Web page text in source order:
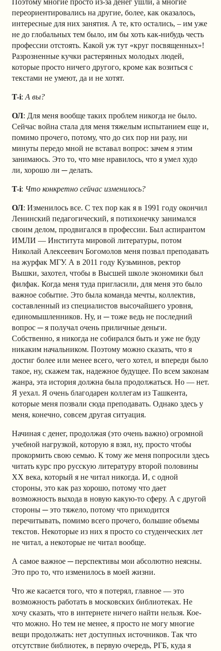
переориентировались на другие, более, как оказалось,
интересные для них занятия. А те, кто остались, – им уже
не до глобальных тем было, им бы хоть как-нибудь честь
профессии отстоять. Какой уж тут «круг посвященных»!
Разрозненные кучки растерянных молодых людей,
которые просто ничего другого, кроме как возиться с
текстами не умеют, да и не хотят.
T-i: А вы?
ОЛ: Для меня вообще таких проблем никогда не было.
Сейчас война стала для меня тяжелым испытанием еще и,
помимо прочего, потому, что до сих пор ни разу, ни
минуты передо мной не вставал вопрос: зачем я этим
занимаюсь. Это то, что мне нравилось, что я умел худо
ли, хорошо ли ─ делать.
T-i: Что конкретно сейчас изменилось?
ОЛ: Изменилось все. С тех пор как я в 1991 году окончил
Ленинский педагогический, я потихонечку занимался
своим делом, продвигался в профессии. Был аспирантом
ИМЛИ — Института мировой литературы, потом
Николай Алексеевич Богомолов меня позвал преподавать
на журфак МГУ. А в 2011 году Кузьминов, ректор
Вышки, захотел, чтобы в Высшей школе экономики был
филфак. Когда меня туда пригласили, для меня это было
важное событие. Это была команда мечты, коллектив,
составленный из специалистов высочайшего уровня,
единомышленников. Ну, и ─ тоже ведь не последний
вопрос ─ я получал очень приличные деньги.
Собственно, я никогда не собирался быть и уже не буду
никаким начальником. Поэтому можно сказать, что я
достиг более или менее всего, чего хотел, и впереди было
такое, ну, скажем так, надежное будущее. По всем законам
жанра, эта история должна была продолжаться. Но — нет.
Я уехал. Я очень благодарен коллегам из Ташкента,
которые меня позвали сюда преподавать. Однако здесь у
меня, конечно, совсем другая ситуация.
Начиная с денег, продолжая (это очень важно) огромной
учебной нагрузкой, которую я взял, ну, просто чтобы
прокормить свою семью. К тому же меня попросили здесь
читать курс про русскую литературу второй половины
ХХ века, который я не читал никогда. И, с одной
стороны, это как раз хорошо, потому что дает
возможность выхода в новую какую-то сферу. А с другой
стороны ─ это тяжело, потому что приходится
перечитывать, помимо всего прочего, большие объемы
текстов. Некоторые из них я просто со студенческих лет
не читал, а некоторые не читал вообще.
А самое важное ─ перспективы мои абсолютно неясны.
Это про то, что изменилось в моей жизни.
Что же касается того, что я потерял, главное — это
возможность работать в московских библиотеках. Не
хочу сказать, что в интернете ничего найти нельзя. Кое-
что можно. Но тем не менее, я просто не могу многие
вещи продолжать: нет доступных источников. Так что
отсутствие библиотек, в первую очередь, РГБ, куда я